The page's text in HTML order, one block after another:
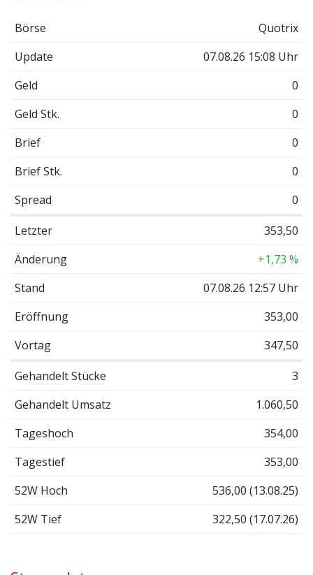
Börse
Quotrix
Update
07.08.26 15:08 Uhr
Geld
0
Geld Stk.
0
Brief
0
Brief Stk.
0
Spread
0
Letzter
353,50
Änderung
+1,73 %
Stand
07.08.26 12:57 Uhr
Eröffnung
353,00
Vortag
347,50
Gehandelt Stücke
3
Gehandelt Umsatz
1.060,50
Tageshoch
354,00
Tagestief
353,00
52W Hoch
536,00 (13.08.25)
52W Tief
322,50 (17.07.26)